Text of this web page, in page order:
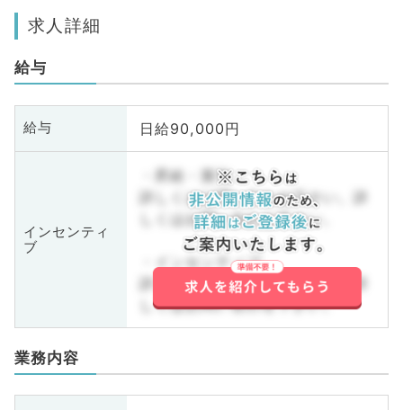
求人詳細
給与
給与 日給90,000円
インセンティ
ブ
・昇給・賞与
詳しくはお問い合わせ下さい。詳
しくはお問い合わせ下さい。
・インセンティブ
詳しくはお問い合わせ下さい。詳
しくはお問い合わせ下さい。
業務内容